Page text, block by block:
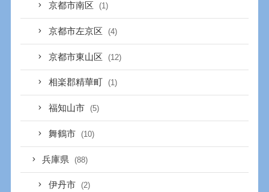
京都市南区 (1)
京都市左京区 (4)
京都市東山区 (12)
相楽郡精華町 (1)
福知山市 (5)
舞鶴市 (10)
兵庫県 (88)
伊丹市 (2)